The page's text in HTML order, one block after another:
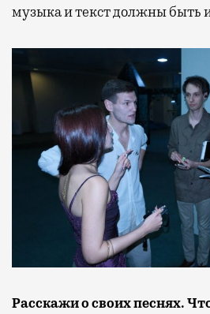
музыка и текст должны быть
Расскажи о своих песнях.